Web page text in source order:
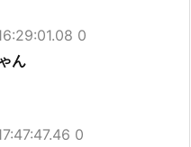
0
ん
0